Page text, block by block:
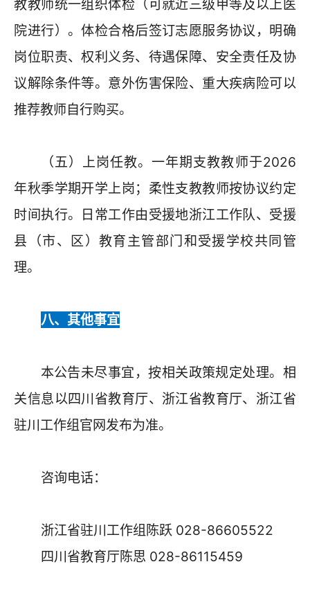
教教师统一组织体检（可就近三级甲等及以上医
院进行）。体检合格后签订志愿服务协议，明确
岗位职责、权利义务、待遇保障、安全责任及协
议解除条件等。意外伤害保险、重大疾病险可以
推荐教师自行购买。
（五）上岗任教。一年期支教教师于2026
年秋季学期开学上岗；柔性支教教师按协议约定
时间执行。日常工作由受援地浙江工作队、受援
县（市、区）教育主管部门和受援学校共同管
理。
八、其他事宜
本公告未尽事宜，按相关政策规定处理。相
关信息以四川省教育厅、浙江省教育厅、浙江省
驻川工作组官网发布为准。
咨询电话：
浙江省驻川工作组陈跃 028-86605522
四川省教育厅陈思 028-86115459